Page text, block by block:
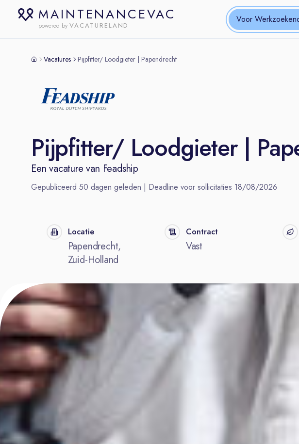
MAINTENANCEVAC
powered by VACATURELAND
Voor
Vacatures Pijpfitter/ Loodgieter | Papendrecht
Pijpfitter/ Loodgieter |
Een vacature van Feadship
Gepubliceerd 50 dagen geleden | Deadline voor sollicitaties 18/08/2026
Locatie
Papendrecht,
Zuid-Holland
Contract
Vast